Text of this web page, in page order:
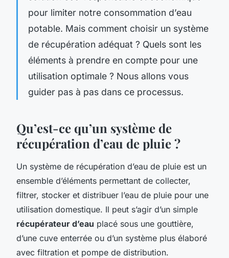
pour limiter notre consommation d’eau
potable. Mais comment choisir un système
de récupération adéquat ? Quels sont les
éléments à prendre en compte pour une
utilisation optimale ? Nous allons vous
guider pas à pas dans ce processus.
Qu’est-ce qu’un système de
récupération d’eau de pluie ?
Un système de récupération d’eau de pluie est un
ensemble d’éléments permettant de collecter,
filtrer, stocker et distribuer l’eau de pluie pour une
utilisation domestique. Il peut s’agir d’un simple
récupérateur d’eau placé sous une gouttière,
d’une cuve enterrée ou d’un système plus élaboré
avec filtration et pompe de distribution.